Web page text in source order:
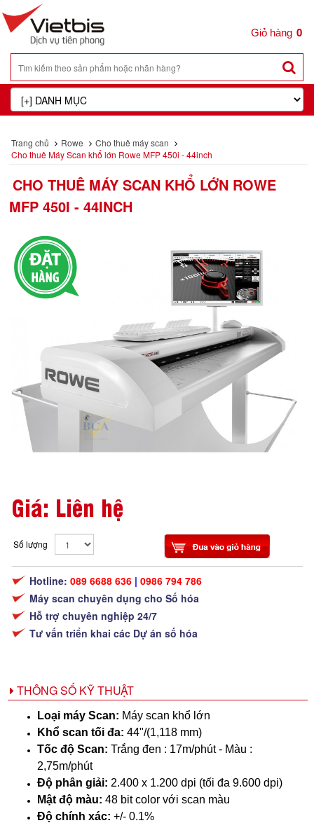
0
Trang chủ Rowe
Cho thuê máy scan
Cho thuê Máy Scan khổ lớn Rowe MFP 450i - 44inch
CHO THUÊ MÁY SCAN KHỔ LỚN ROWE
MFP 450I - 44INCH
Giá: Liên hệ
Số lượng
Hotline: 089 6688 636 | 0986 794 786
Máy scan chuyên dụng cho Số hóa
Hỗ trợ chuyên nghiệp 24/7
Tư vấn triển khai các Dự án số hóa
THÔNG SỐ KỸ THUẬT
Loại máy Scan: Máy scan khổ lớn
Khổ scan tối đa: 44"/(1,118 mm)
Tốc độ Scan: Trắng đen : 17m/phút - Màu :
2,75m/phút
Độ phân giải: 2.400 x 1.200 dpi (tối đa 9.600 dpi)
Mật độ màu: 48 bit color với scan màu
Độ chính xác: +/- 0.1%